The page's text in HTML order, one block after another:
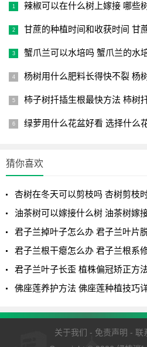
辣椒可以在什么树上嫁接 哪些
甘蔗的种植时间和收获时间 甘
蟹爪兰可以水培吗 蟹爪兰的水
杨树用什么肥料长得快不裂 杨
柿子树扦插生根最快方法 柿树
绿萝用什么花盆好看 选择什么
猜你喜欢
杏树在冬天可以剪枝吗 杏树剪枝
油茶树可以嫁接什么树 油茶树嫁
君子兰掉叶子怎么办 君子兰叶片
君子兰根干瘪怎么办 君子兰根系
君子兰叶子长歪 植株偏冠矫正方
佛座莲养护方法 佛座莲种植技巧
关于我们 - 免责声明 - 联